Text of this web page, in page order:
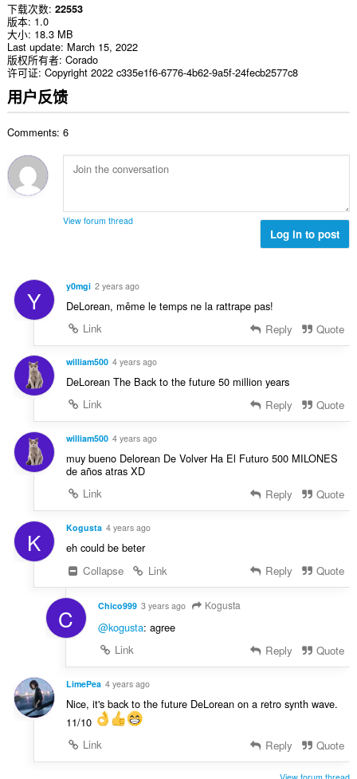
下载次数 22553
版本 1.0
大小 18.3 MB
Last update March 15, 2022
版权所有者 Corado
许可证 Copyright 2022 c335e1f6-6776-4b62-9a5f-24fecb2577c8
用户反馈
Comments: 6
View forum thread
Log in to post
Y y0mgi 2 years ago
DeLorean, même le temps ne la rattrape pas!
Link
Reply Quote
william500 4 years ago
DeLorean The Back to the future 50 million years
Link
Reply Quote
william500 4 years ago
muy bueno Delorean De Volver Ha El Futuro 500 MILONES
de años atras XD
Link
Reply Quote
K Kogusta 4 years ago
eh could be beter
Collapse
Link Reply Quote
C Chico999 3 years ago Kogusta
@kogusta: agree
Link
Reply Quote
LimePea 4 years ago
Nice, it's back to the future DeLorean on a retro synth wave.
11/10
Link
Reply Quote